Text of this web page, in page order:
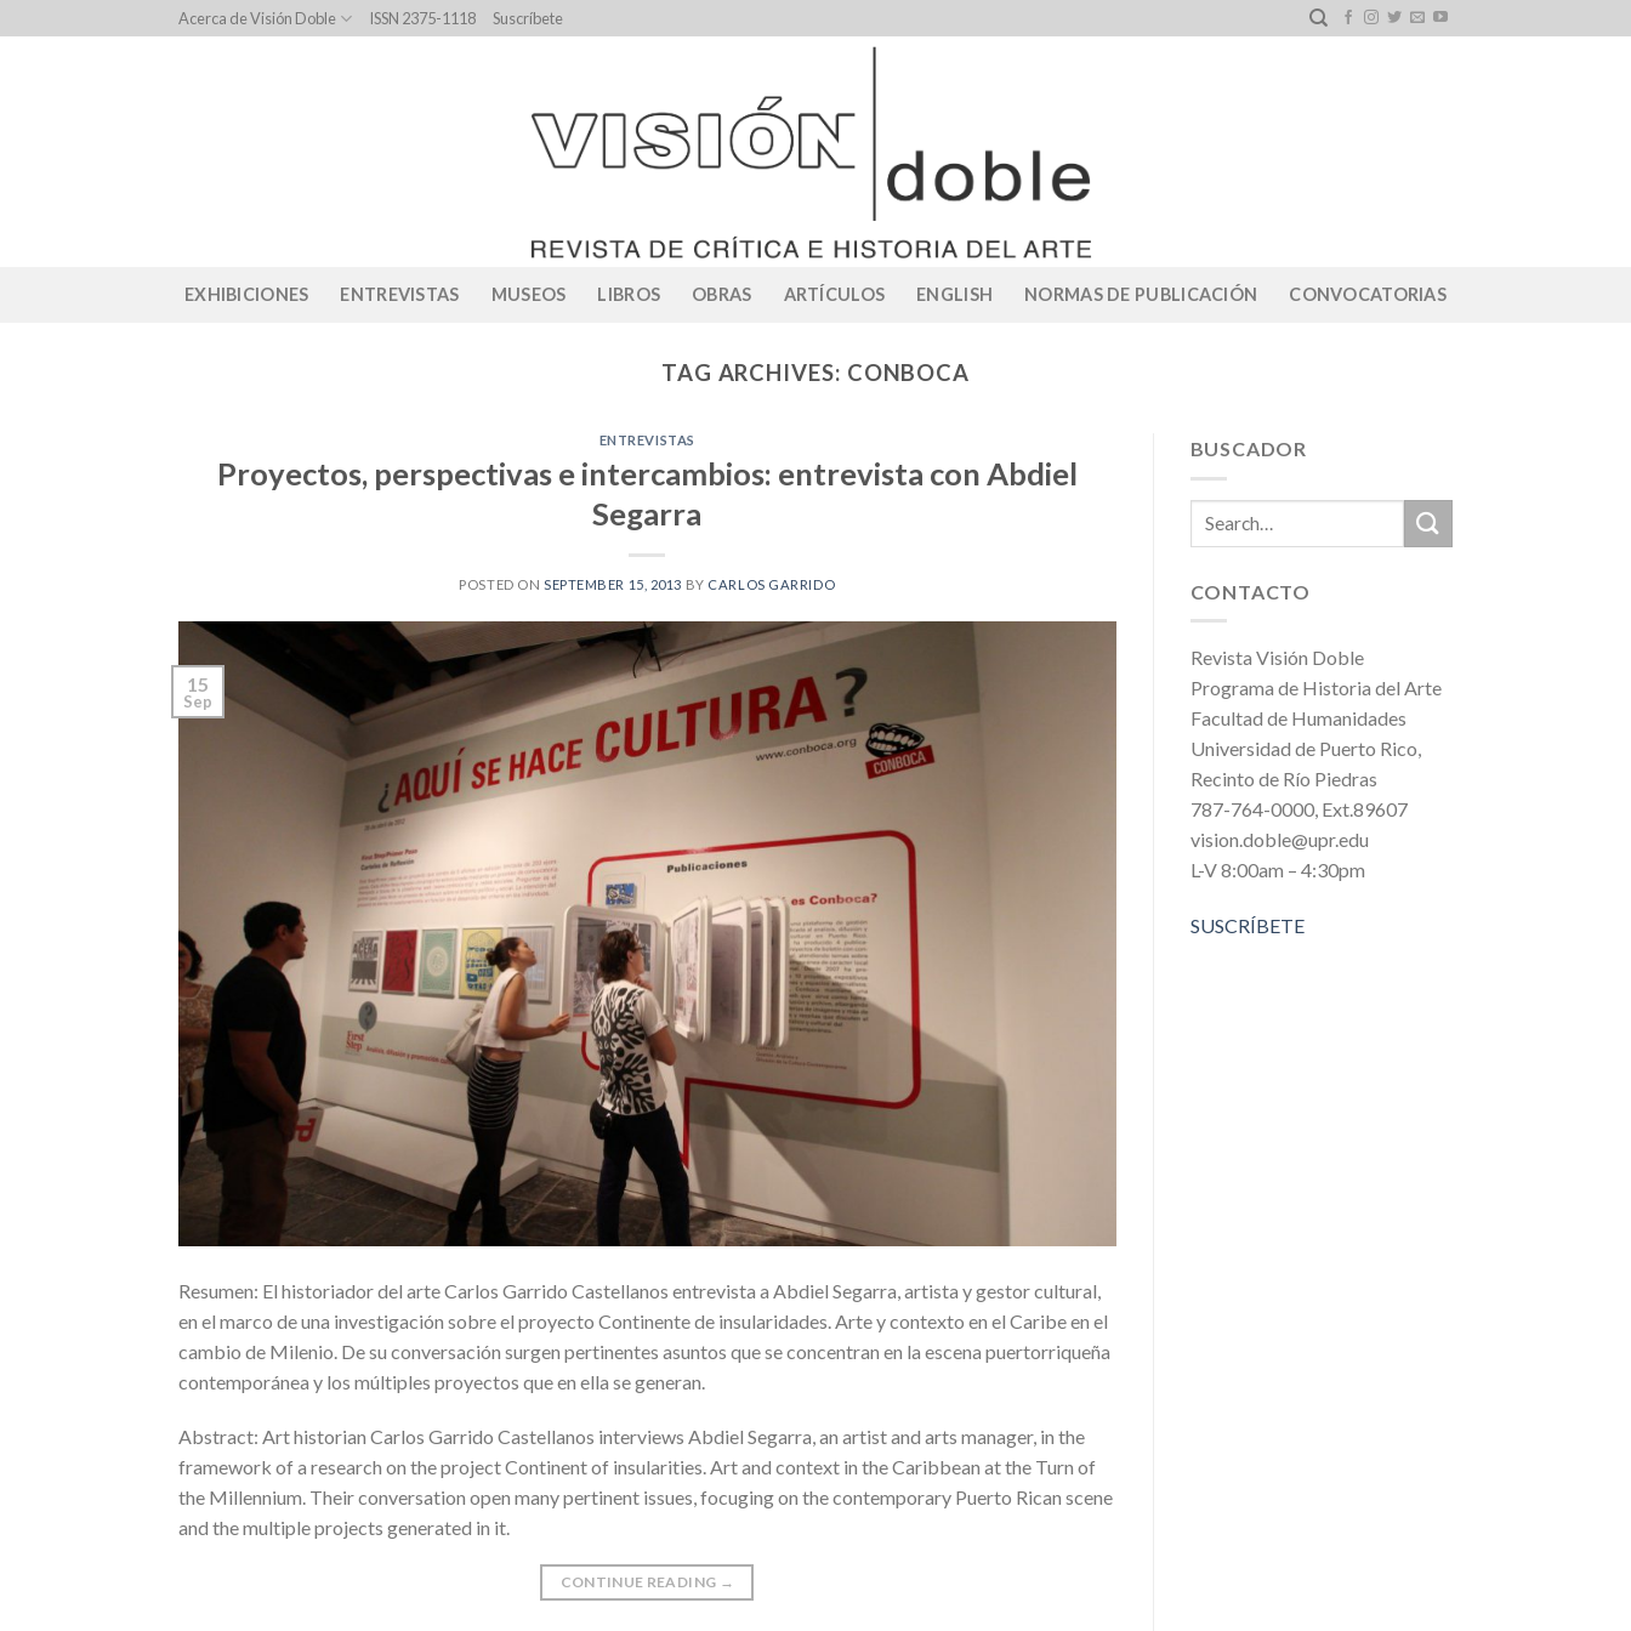
to
Acerca de Visión Doble ISSN 2375-1118 Suscríbete
EXHIBICIONES ENTREVISTAS MUSEOS LIBROS OBRAS ARTÍCULOS ENGLISH NORMAS DE PUBLICACIÓN CONVOCATORIAS
TAG ARCHIVES: CONBOCA
ENTREVISTAS
Proyectos, perspectivas e intercambios: entrevista con Abdiel
Segarra
POSTED ON SEPTEMBER 15, 2013 BY CARLOS GARRIDO
15
Sep
Resumen: El historiador del arte Carlos Garrido Castellanos entrevista a Abdiel Segarra, artista y gestor cultural,
en el marco de una investigación sobre el proyecto Continente de insularidades. Arte y contexto en el Caribe en el
cambio de Milenio. De su conversación surgen pertinentes asuntos que se concentran en la escena puertorriqueña
contemporánea y los múltiples proyectos que en ella se generan.
Abstract: Art historian Carlos Garrido Castellanos interviews Abdiel Segarra, an artist and arts manager, in the
framework of a research on the project Continent of insularities. Art and context in the Caribbean at the Turn of
the Millennium. Their conversation open many pertinent issues, focuging on the contemporary Puerto Rican scene
and the multiple projects generated in it.
CONTINUE READING →
BUSCADOR
CONTACTO
Revista Visión Doble
Programa de Historia del Arte
Facultad de Humanidades
Universidad de Puerto Rico,
Recinto de Río Piedras
787-764-0000, Ext.89607
vision.doble@upr.edu
L-V 8:00am – 4:30pm
SUSCRÍBETE